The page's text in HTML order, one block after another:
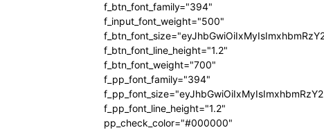
f_btn_font_family="394"
f_input_font_weight="500"
f_btn_font_line_height="1.2"
f_btn_font_weight="700"
f_pp_font_family="394"
f_pp_font_line_height="1.2"
pp_check_color="#000000"